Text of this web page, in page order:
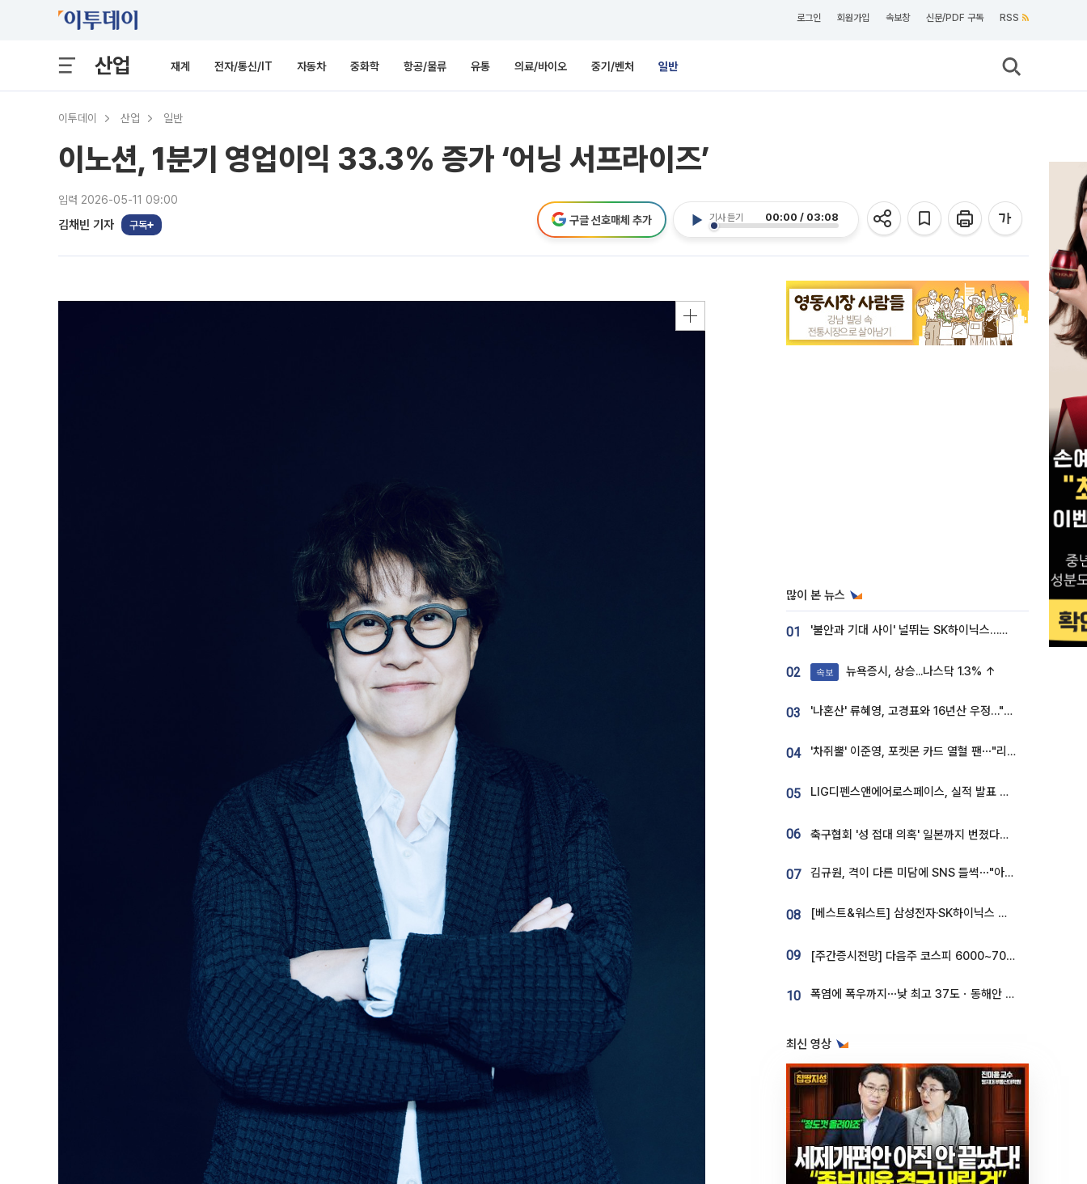
로그인 회원가입 속보창 신문/PDF 구독 RSS
산업 재계 전자/통신/IT 자동차 중화학 항공/물류 유통 의료/바이오 중기/벤처 일반
이투데이 산업 일반
이노션, 1분기 영업이익 33.3% 증가 ‘어닝 서프라이즈’
입력 2026-05-11 09:00
김채빈 기자 구독
기사 듣기 00:00 / 03:08
구글 선호매체 추가
많이 본 뉴스
01 '불안과 기대 사이' 널뛰는 SK하이닉스…증권가 "HBM4·LTA 기반 펀터멘털 견고"
02 속보 뉴욕증시, 상승...나스닥 1.3% ↑
03 '나혼산' 류혜영, 고경표와 16년산 우정…"자취방서 부모님과 마주쳐"
04 '차쥐뿔' 이준영, 포켓몬 카드 열혈 팬⋯"리셀러 처단할 것"
05 LIG디펜스앤에어로스페이스, 실적 발표 후 급락→반등⋯증권가 “28년까지 튼튼”
06 축구협회 '성 접대 의혹' 일본까지 번졌다…日 심판 실명 공개
07 김규원, 격이 다른 미담에 SNS 들썩⋯"아이 속옷 빨고 졸업식도 참석"
08 [베스트&워스트] 삼성전자·SK하이닉스 밀린 한 주…상상인증권은 85% 급등
09 [주간증시전망] 다음주 코스피 6000~7000⋯“外人 수급은 정책이 변수”
10 폭염에 폭우까지⋯낮 최고 37도ㆍ동해안 강한 비 [날씨]
최신 영상